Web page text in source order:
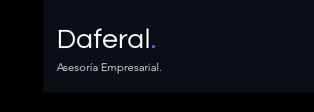
Daferal .
Asesoría Empresarial.